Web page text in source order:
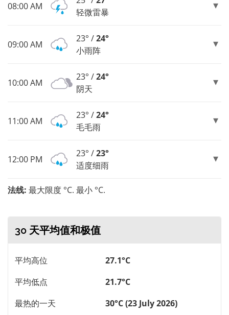
08:00 AM
轻微雷暴
09:00 AM
23° /24°
小雨阵
10:00 AM
23° /24°
阴天
11:00 AM
23° /24°
毛毛雨
12:00 PM
23° /23°
适度细雨
法线: 最大限度 °C. 最小 °C.
30 天平均值和极值
平均高位
27.1°C
平均低点
21.7°C
最热的一天
30°C (23 July 2026)